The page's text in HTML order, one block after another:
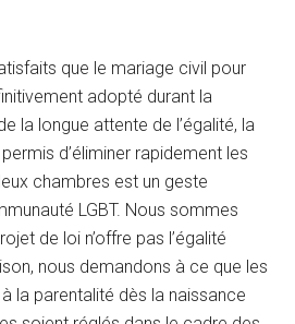
que le mariage civil pour
adopté durant la
la longue attente de l’égalité, la
d’éliminer rapidement les
chambres est un geste
LGBT. Nous sommes
de loi n’offre pas l’égalité
nous demandons à ce que les
la parentalité dès la naissance